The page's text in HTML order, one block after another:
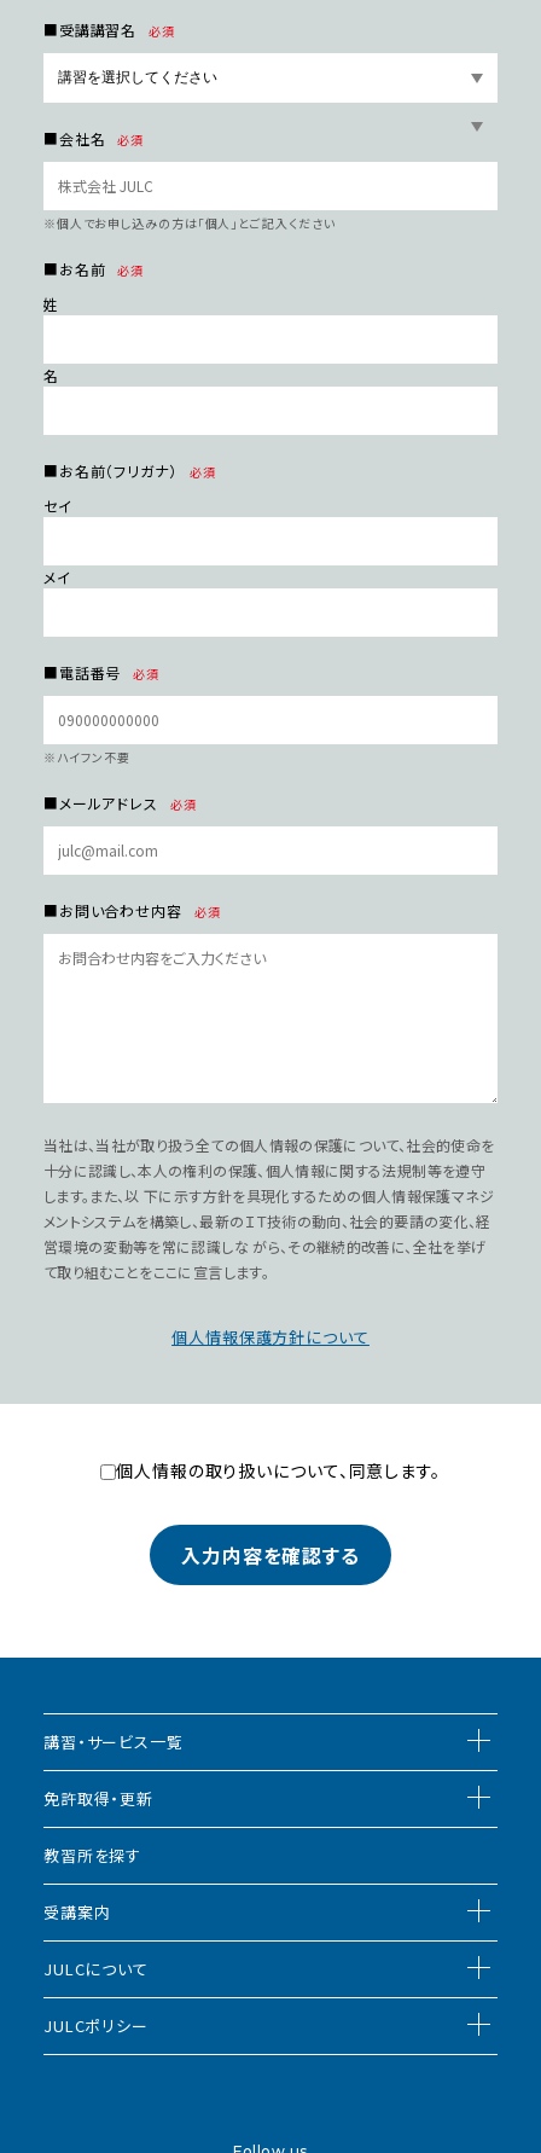
■受講講習名 必須
■会社名 必須
※個⼈でお申し込みの⽅は「個⼈」とご記⼊ください
■お名前 必須
姓
名
■お名前（フリガナ） 必須
セイ
メイ
■電話番号 必須
※ハイフン不要
■メールアドレス 必須
■お問い合わせ内容 必須
当社は、当社が取り扱う全ての個⼈情報の保護について、社会的使命を
⼗分に認識し、本⼈の権利の保護、個⼈情報に関する法規制等を遵守
します。また、以 下に⽰す⽅針を具現化するための個⼈情報保護マネジ
メントシステムを構築し、最新のＩＴ技術の動向、社会的要請の変化、経
営環境の変動等を常に認識しな がら、その継続的改善に、全社を挙げ
て取り組むことをここに宣⾔します。
個⼈情報保護⽅針について
個⼈情報の取り扱いについて、同意します。
講習・サービス一覧
免許取得・更新
教習所を探す
受講案内
JULCについて
JULCポリシー